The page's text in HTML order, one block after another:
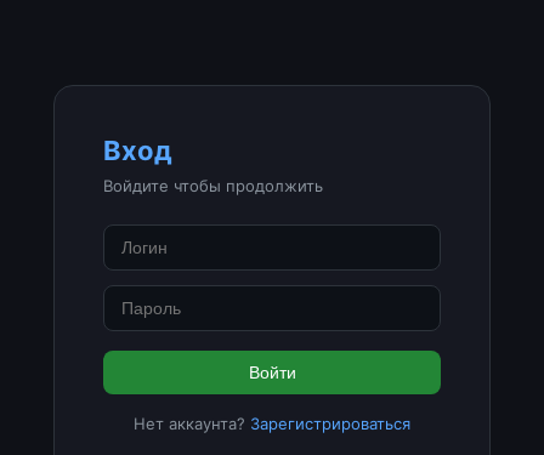
Вход
Войдите чтобы продолжить
Войти
Нет аккаунта? Зарегистрироваться